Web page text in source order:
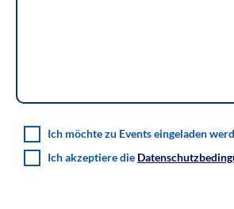
Ich möchte zu Events eingeladen
Ich akzeptiere die